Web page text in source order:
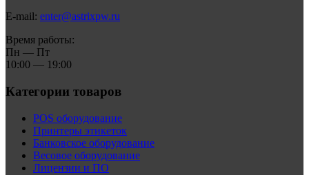
E-mail: enter@astrixpw.ru
Время работы:
Пн — Пт
10:00 — 19:00
Категории товаров
POS оборудование
Принтеры этикеток
Банковское оборудование
Весовое оборудование
Лицензии и ПО